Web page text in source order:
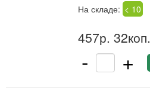
На складе: < 10
457р. 32коп.
- +